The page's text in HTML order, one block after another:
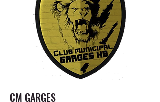
CM GARGES